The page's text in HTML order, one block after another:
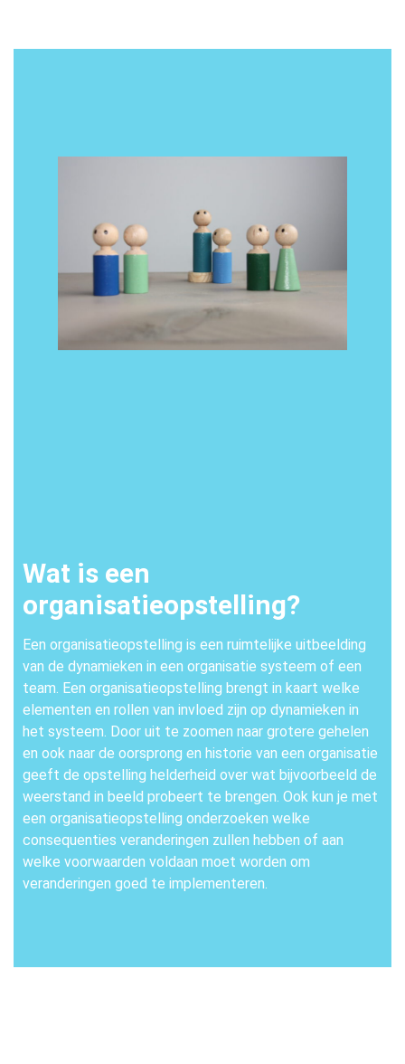
Wat is een
organisatieopstelling?
Een organisatieopstelling is een ruimtelijke uitbeelding
van de dynamieken in een organisatie systeem of een
team. Een organisatieopstelling brengt in kaart welke
elementen en rollen van invloed zijn op dynamieken in
het systeem. Door uit te zoomen naar grotere gehelen
en ook naar de oorsprong en historie van een organisatie
geeft de opstelling helderheid over wat bijvoorbeeld de
weerstand in beeld probeert te brengen. Ook kun je met
een organisatieopstelling onderzoeken welke
consequenties veranderingen zullen hebben of aan
welke voorwaarden voldaan moet worden om
veranderingen goed te implementeren.